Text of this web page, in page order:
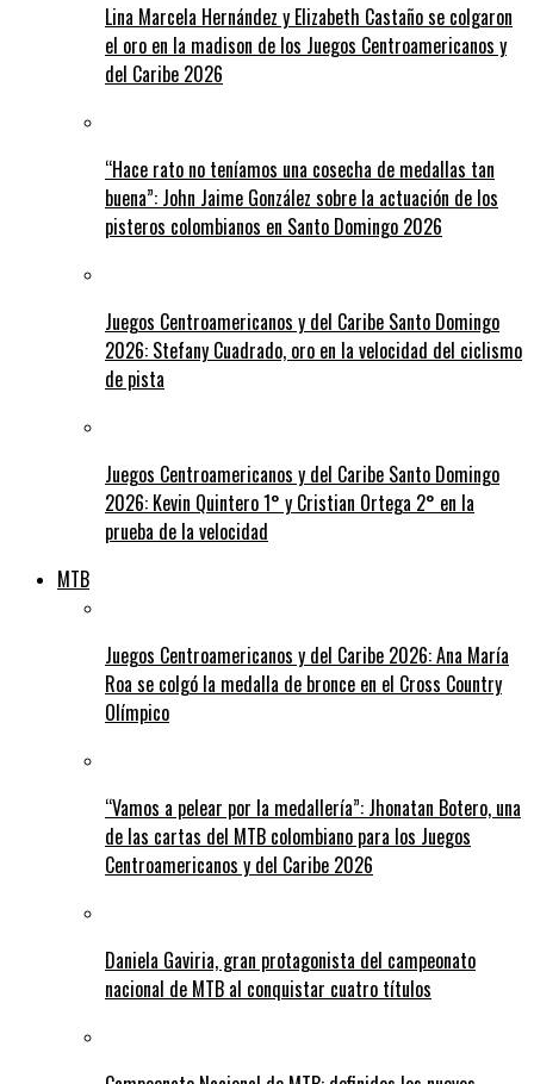
Lina Marcela Hernández y Elizabeth Castaño se colgaron
el oro en la madison de los Juegos Centroamericanos y
del Caribe 2026
“Hace rato no teníamos una cosecha de medallas tan
buena”: John Jaime González sobre la actuación de los
pisteros colombianos en Santo Domingo 2026
Juegos Centroamericanos y del Caribe Santo Domingo
2026: Stefany Cuadrado, oro en la velocidad del ciclismo
de pista
Juegos Centroamericanos y del Caribe Santo Domingo
2026: Kevin Quintero 1° y Cristian Ortega 2° en la
prueba de la velocidad
MTB
Juegos Centroamericanos y del Caribe 2026: Ana María
Roa se colgó la medalla de bronce en el Cross Country
Olímpico
“Vamos a pelear por la medallería”: Jhonatan Botero, una
de las cartas del MTB colombiano para los Juegos
Centroamericanos y del Caribe 2026
Daniela Gaviria, gran protagonista del campeonato
nacional de MTB al conquistar cuatro títulos